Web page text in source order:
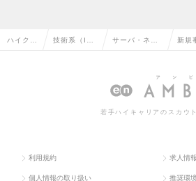
ハイクラ 技術系（I サーバ・ネッ
ジニア
新規
求人
若手ハイキャリアのスカウ
利用規約 求人情
個人情報の取り扱い 推奨環